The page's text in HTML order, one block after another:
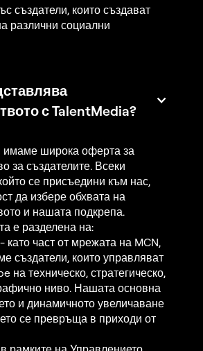
създатели, които създават
различни социални
с TalentMedia?
широка оферта за
за създателите. Всеки
се присъедини към нас,
да избере обхвата на
и нашата подкрепа.
е разделена на:
като част от мрежата на MCN,
създатели, които управляват
на техническо, стратегическо,
ниво. Нашата основна
и динамичното увеличаване
се превръща в приходи от